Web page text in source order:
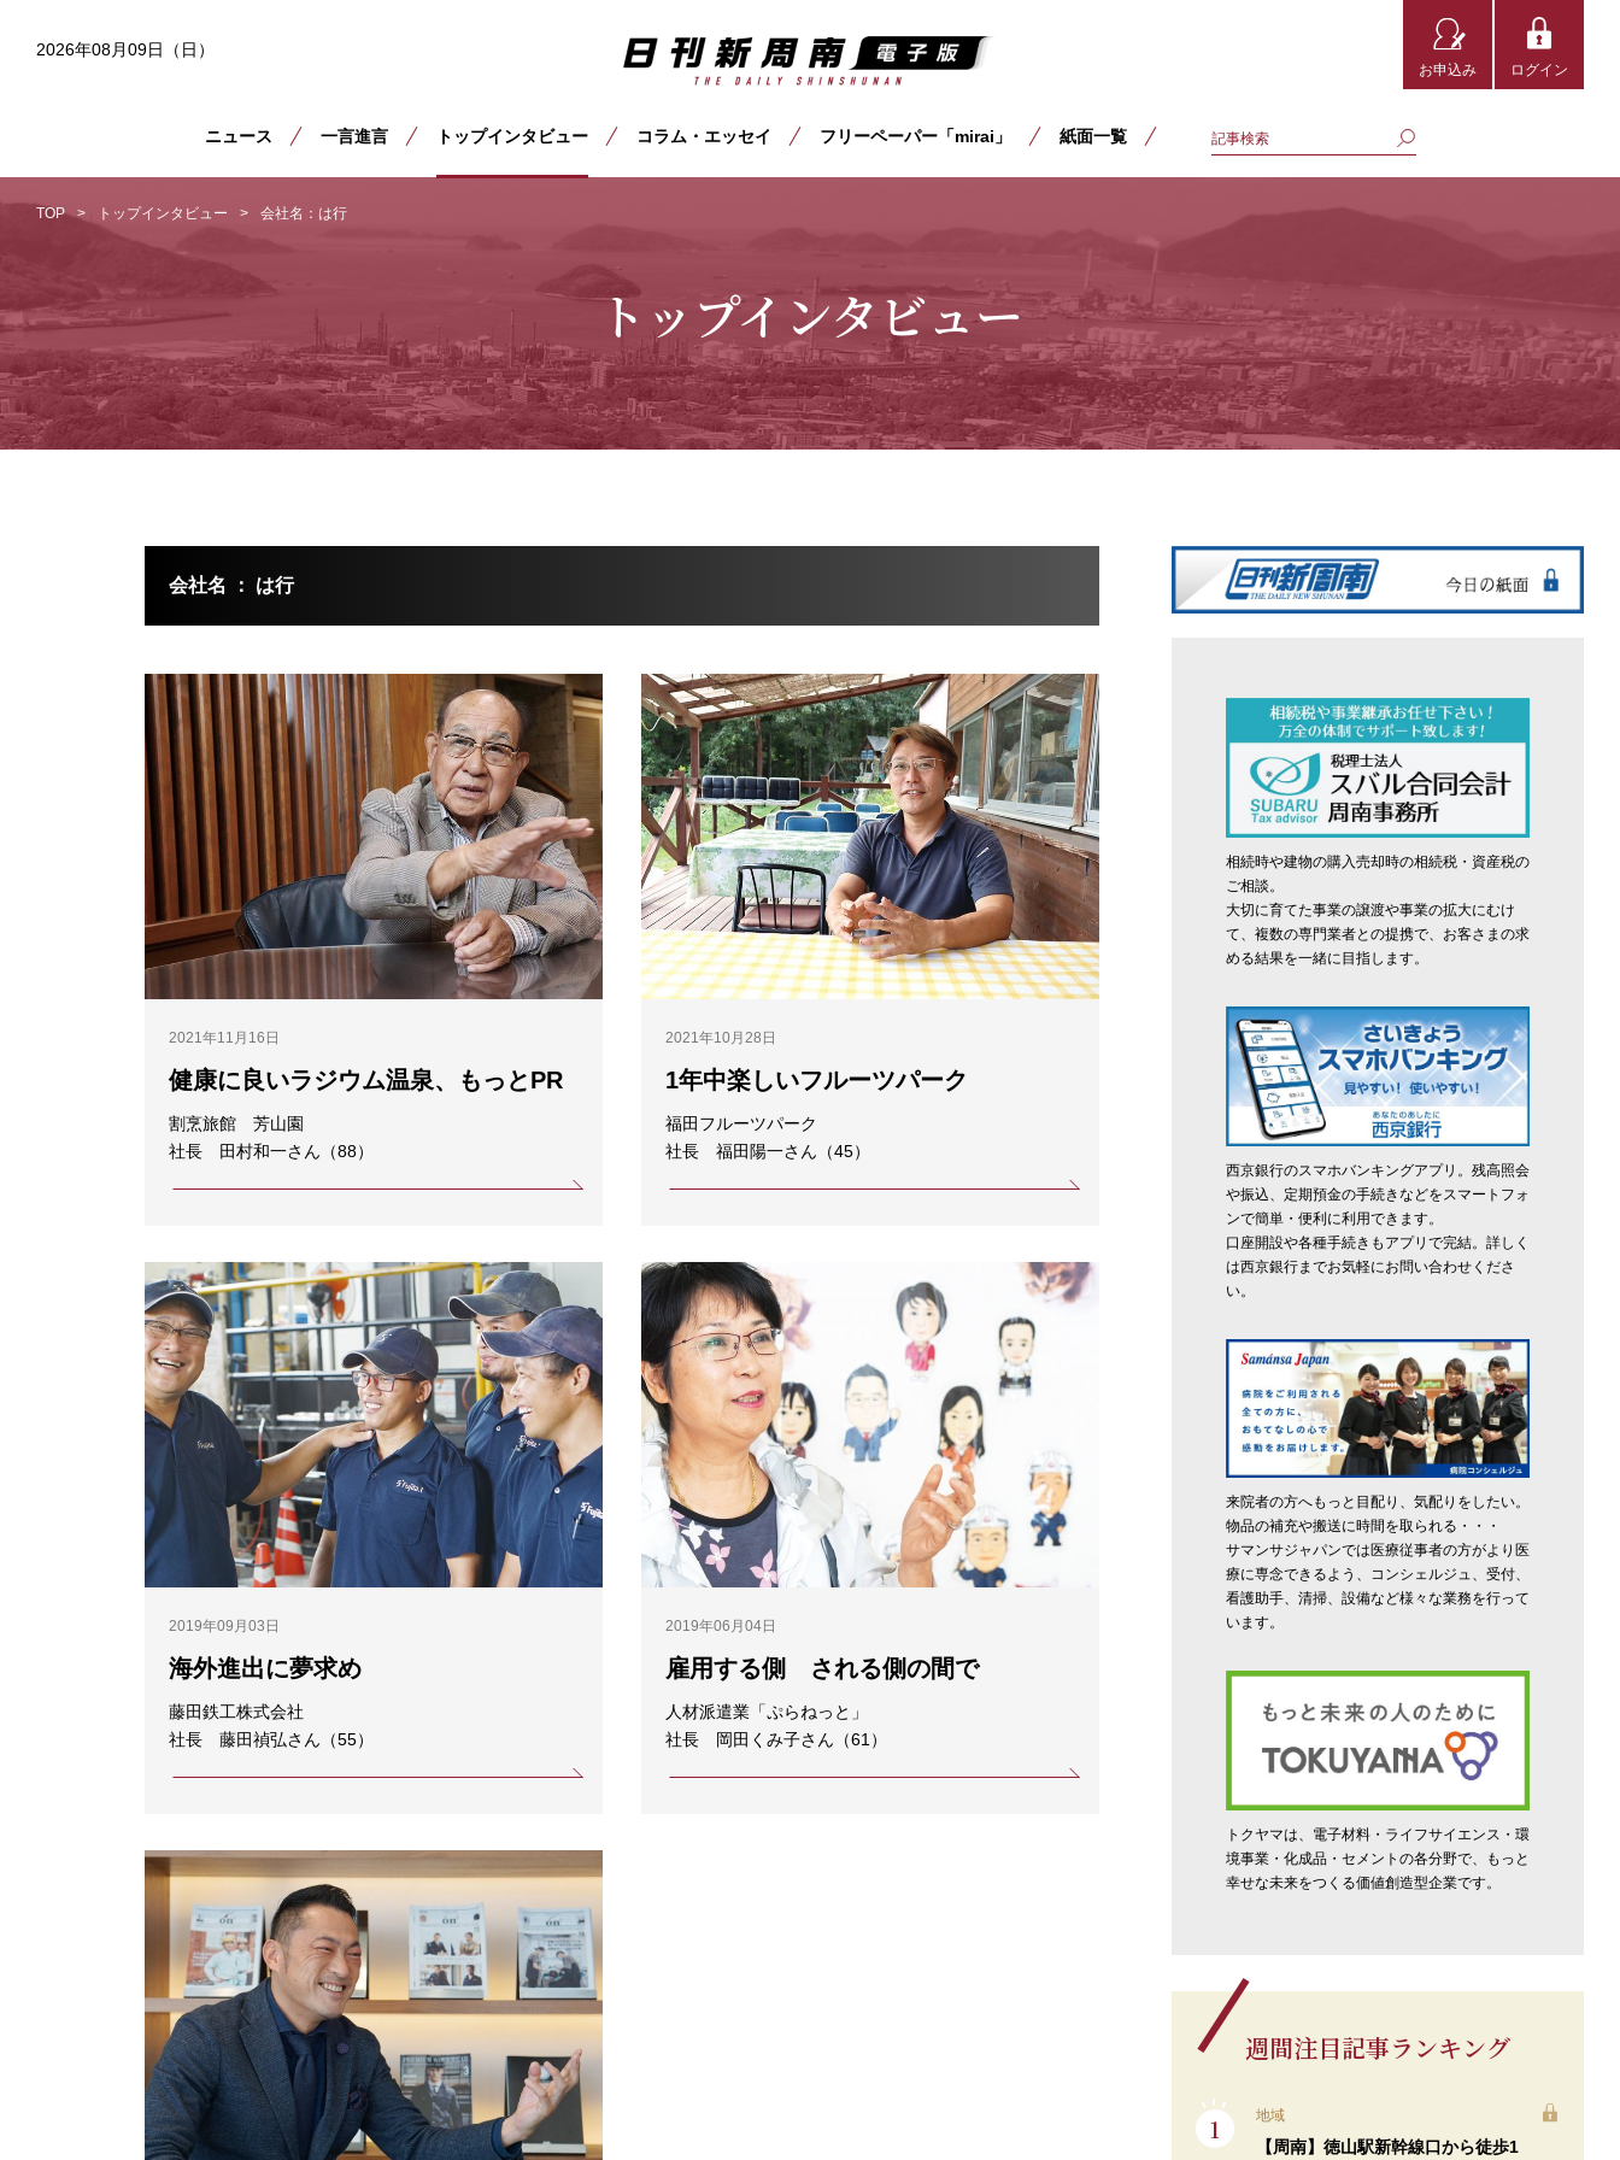
2026年08月09日（日）
お申込み ログイン
ニュース 一言進言 トップインタビュー コラム・エッセイ フリーペーパー「mirai」 紙面一覧
TOP トップインタビュー 会社名：は行
トップインタビュー
会社名 ： は行
2021年11月16日
健康に良いラジウム温泉、もっとPR
割烹旅館 芳山園
社長 田村和一さん（88）
2021年10月28日
1年中楽しいフルーツパーク
福田フルーツパーク
社長 福田陽一さん（45）
2019年09月03日
海外進出に夢求め
藤田鉄工株式会社
社長 藤田禎弘さん（55）
2019年06月04日
雇用する側 される側の間で
人材派遣業「ぷらねっと」
社長 岡田くみ子さん（61）
相続時や建物の購入売却時の相続税・資産税の
ご相談。
大切に育てた事業の譲渡や事業の拡大にむけ
て、複数の専門業者との提携で、お客さまの求
める結果を一緒に目指します。
西京銀行のスマホバンキングアプリ。残高照会
や振込、定期預金の手続きなどをスマートフォ
ンで簡単・便利に利用できます。
口座開設や各種手続きもアプリで完結。詳しく
は西京銀行までお気軽にお問い合わせくださ
い。
来院者の方へもっと目配り、気配りをしたい。
物品の補充や搬送に時間を取られる・・・
サマンサジャパンでは医療従事者の方がより医
療に専念できるよう、コンシェルジュ、受付、
看護助手、清掃、設備など様々な業務を行って
います。
トクヤマは、電子材料・ライフサイエンス・環
境事業・化成品・セメントの各分野で、もっと
幸せな未来をつくる価値創造型企業です。
週間注目記事ランキング
地域
【周南】徳山駅新幹線口から徒歩1